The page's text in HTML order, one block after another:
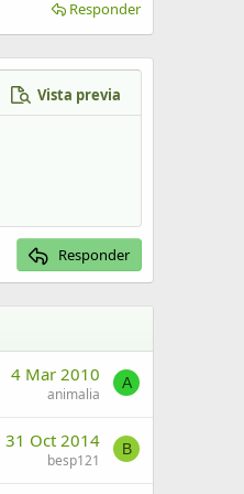
Responder
BB
Vista previa
Responder
4 Mar 2010
animalia
A
31 Oct 2014
besp121
B